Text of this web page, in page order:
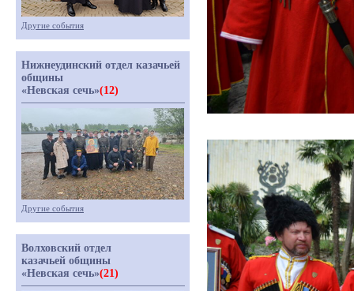
Другие события
Нижнеудинский отдел казачьей
общины
«Невская сечь»(12)
Другие события
Волховский отдел
казачьей общины
«Невская сечь»(21)